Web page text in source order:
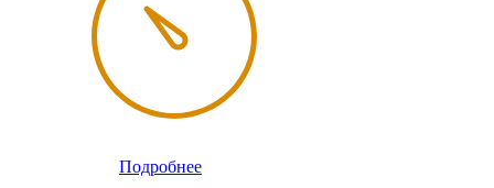
Подробнее